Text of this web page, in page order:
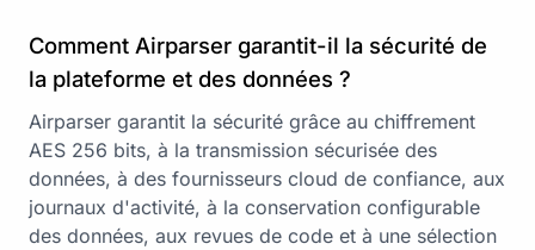
Comment Airparser garantit-il la sécurité de
la plateforme et des données ?
Airparser garantit la sécurité grâce au chiffrement
AES 256 bits, à la transmission sécurisée des
données, à des fournisseurs cloud de confiance, aux
journaux d'activité, à la conservation configurable
des données, aux revues de code et à une sélection